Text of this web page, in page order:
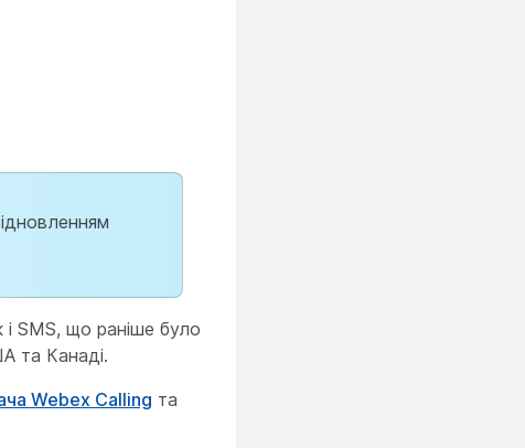
SMS, що раніше було
та Канаді.
Webex Calling та